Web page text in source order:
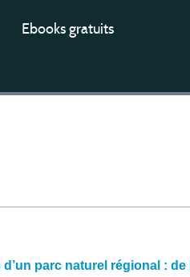
Ebooks gratuits
parc naturel régional : de